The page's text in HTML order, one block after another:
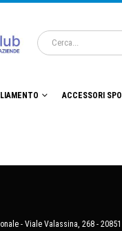
ACCESSORI
- Viale Valassina, 268 -